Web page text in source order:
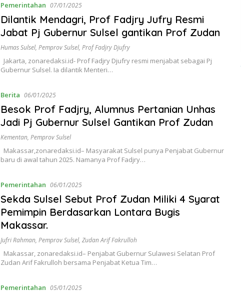
Pemerintahan 07/01/2025
Dilantik Mendagri, Prof Fadjry Jufry Resmi
Jabat Pj Gubernur Sulsel gantikan Prof Zudan
Humas Sulsel, Pemprov Sulsel, Prof Fadjry Djufry
Jakarta, zonaredaksi.id- Prof Fadjry Djufry resmi menjabat sebagai Pj
Gubernur Sulsel. Ia dilantik Menteri…
Berita 06/01/2025
Besok Prof Fadjry, Alumnus Pertanian Unhas
Jadi Pj Gubernur Sulsel Gantikan Prof Zudan
Kementan, Pemprov Sulsel
Makassar,zonaredaksi.id– Masyarakat Sulsel punya Penjabat Gubernur
baru di awal tahun 2025. Namanya Prof Fadjry…
Pemerintahan 06/01/2025
Sekda Sulsel Sebut Prof Zudan Miliki 4 Syarat
Pemimpin Berdasarkan Lontara Bugis
Makassar.
Jufri Rahman, Pemprov Sulsel, Zudan Arif Fakrulloh
Makassar, zonaredaksi.id– Penjabat Gubernur Sulawesi Selatan Prof
Zudan Arif Fakrulloh bersama Penjabat Ketua Tim…
Pemerintahan 05/01/2025